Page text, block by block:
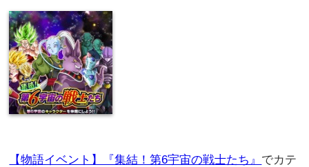
【物語イベント】『集結！第6宇宙の戦士たち』 でカテ